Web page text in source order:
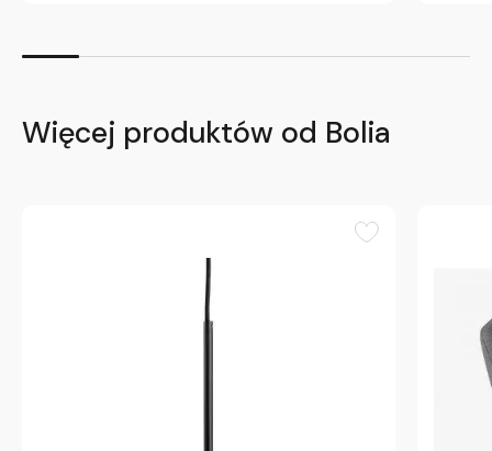
Więcej produktów od Bolia